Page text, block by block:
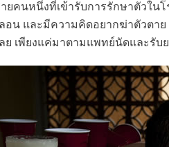
ายคนหนึ่งที่เข้ารับการรักษาตัวใ
น และมีความคิดอยากฆ่าตัวตา
เพียงแค่มาตามแพทย์นัดและรับย